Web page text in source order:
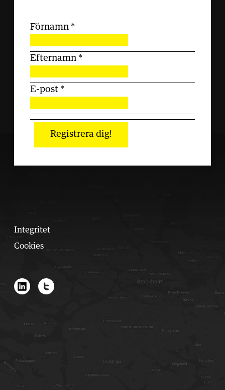
Förnamn *
Efternamn *
E-post *
Registrera dig!
Integritet
Cookies